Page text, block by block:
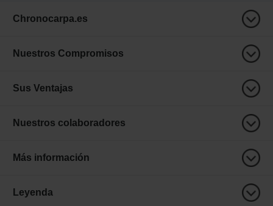
Chronocarpa.es
Nuestros Compromisos
Sus Ventajas
Nuestros colaboradores
Más información
Leyenda